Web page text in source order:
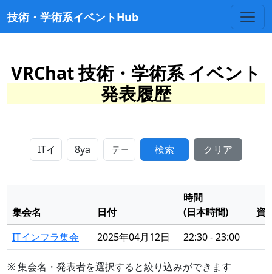
技術・学術系イベントHub
VRChat 技術・学術系 イベント
発表履歴
検索 クリア
集会名 日付
時間
(日本時間)
資
ITインフラ集会
2025年04月12日 22:30 - 23:00
※ 集会名・発表者を選択すると絞り込みができます